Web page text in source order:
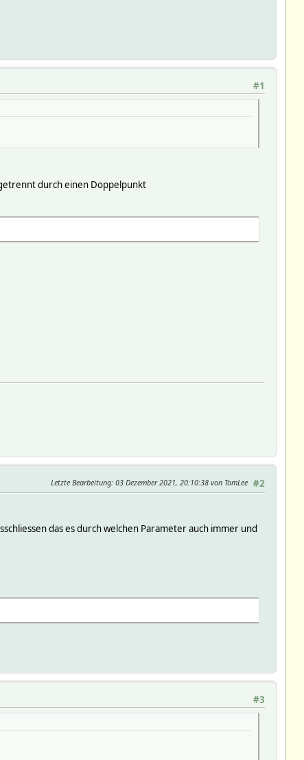
#1
durch einen Doppelpunkt
#2
Letzte Bearbeitung: 03 Dezember 2021, 20:10:38 von TomLee
das es durch welchen Parameter auch immer und
#3